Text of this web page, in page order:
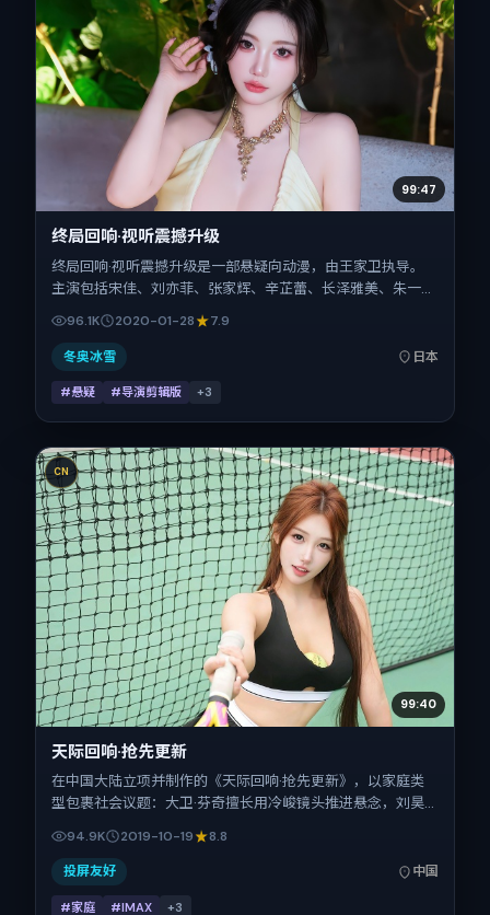
99:47
终局回响·视听震撼升级
终局回响·视听震撼升级是一部悬疑向动漫，由王家卫执导。
主演包括宋佳、刘亦菲、张家辉、辛芷蕾、长泽雅美、朱一
龙。作品主要在日本取景与发行，2020年春节档前后与观众
见面，首映日期 2020-01-28，正片时长105分钟。
96.1K 2020-01-28 7.9
冬奥冰雪 日本
#悬疑 #导演剪辑版 +3
CN
99:40
天际回响·抢先更新
在中国大陆立项并制作的《天际回响·抢先更新》，以家庭类
型包裹社会议题：大卫·芬奇擅长用冷峻镜头推进悬念，刘昊
2019-10-19；片长152分钟；适合关注现实质感与类型片结构
的观众。
94.9K 2019-10-19 8.8
投屏友好 中国
#家庭 #IMAX +3